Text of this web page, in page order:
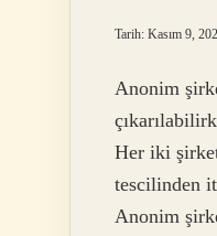
Tarih: Kasım 9,
Anonim
Her iki
tescilinden
Anonim